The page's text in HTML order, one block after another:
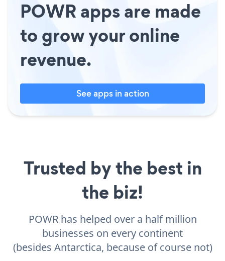
POWR apps are made
to grow your online
revenue.
See apps in action
Trusted by the best in
the biz!
POWR has helped over a half million
businesses on every continent
(besides Antarctica, because of course not)